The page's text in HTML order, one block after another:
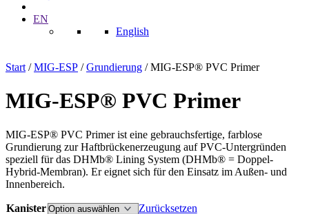
EN
English
Start /MIG-ESP /Grundierung / MIG-ESP® PVC Primer
MIG-ESP® PVC Primer
MIG-ESP® PVC Primer ist eine gebrauchsfertige, farblose
Grundierung zur Haftbrückenerzeugung auf PVC-Untergründen
speziell für das DHMb® Lining System (DHMb® = Doppel-
Hybrid-Membran). Er eignet sich für den Einsatz im Außen- und
Innenbereich.
Kanister
Zurücksetzen